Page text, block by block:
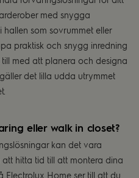
med snygga
som sovrummet eller
praktisk och snygg inredning
med att planera och designa
det lilla udda utrymmet
eller walk in closet?
kan det vara
hitta tid till att montera dina
Home ser till att du